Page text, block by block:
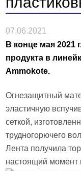
07.06.2021
В конце мая 2021
продукта в
Ammokote.
Огнезащитный
эластичную
сеткой,
трудногорючего
Лента получила
настоящий момент